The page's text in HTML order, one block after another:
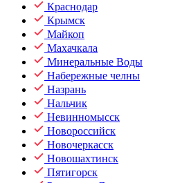
Краснодар
Крымск
Майкоп
Махачкала
Минеральные Воды
Набережные челны
Назрань
Нальчик
Невинномысск
Новороссийск
Новочеркасск
Новошахтинск
Пятигорск